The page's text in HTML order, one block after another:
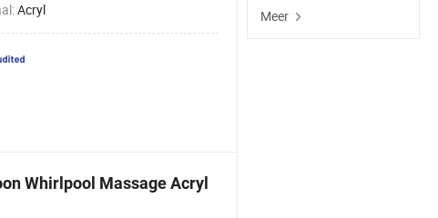
Acryl
Whirlpool Massage Acryl
Meer